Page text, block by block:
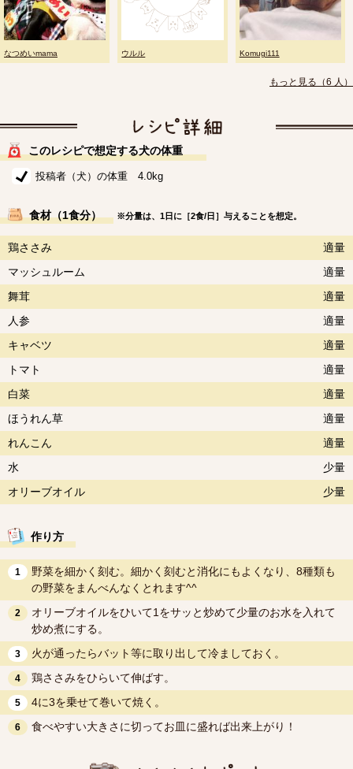
なつめいmama ウルル Komugi111
もっと見る（6 人）
このレシピで想定する犬の体重
投稿者（犬）の体重 4.0kg
食材（1食分） ※分量は、1日に［2食/日］与えることを想定。
鶏ささみ
適量
マッシュルーム
適量
舞茸
適量
人参
適量
キャベツ
適量
トマト
適量
白菜
適量
ほうれん草
適量
れんこん
適量
水
少量
オリーブオイル
少量
作り方
1
野菜を細かく刻む。細かく刻むと消化にもよくなり、8種類も
の野菜をまんべんなくとれます^^
2
オリーブオイルをひいて1をサッと炒めて少量のお水を入れて
炒め煮にする。
3 火が通ったらバット等に取り出して冷ましておく。
4 鶏ささみをひらいて伸ばす。
5 4に3を乗せて巻いて焼く。
6 食べやすい大きさに切ってお皿に盛れば出来上がり！